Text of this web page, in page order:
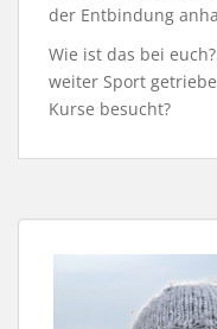
der Entbindung
Wie ist das bei
weiter Sport
Kurse besucht?